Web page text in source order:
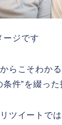
ジです
らこそわか
件”を綴った
ツイートで